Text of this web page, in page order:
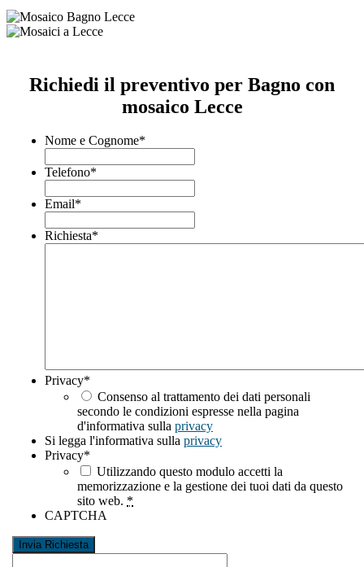
Richiedi il preventivo per Bagno con
mosaico Lecce
Nome e Cognome*
Telefono*
Email*
Richiesta*
Privacy*
Consenso al trattamento dei dati personali
secondo le condizioni espresse nella pagina
d'informativa sulla privacy
Si legga l'informativa sulla privacy
Privacy*
Utilizzando questo modulo accetti la
memorizzazione e la gestione dei tuoi dati da questo
sito web. *
CAPTCHA